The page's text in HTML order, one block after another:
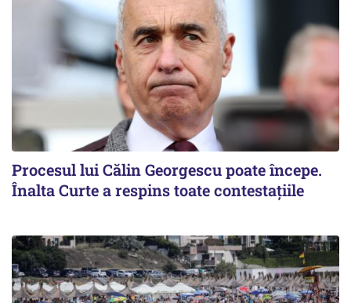
Procesul lui Călin Georgescu poate începe.
Înalta Curte a respins toate contestațiile